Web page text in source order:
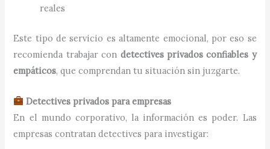
reales
Este tipo de servicio es altamente emocional, por eso se
recomienda trabajar con detectives privados confiables y
empáticos, que comprendan tu situación sin juzgarte.
Detectives privados para empresas
En el mundo corporativo, la información es poder. Las
empresas contratan detectives para investigar: